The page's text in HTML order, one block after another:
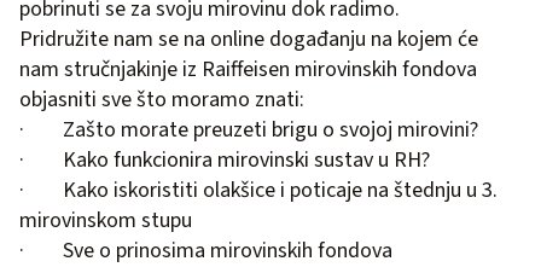
pobrinuti se za svoju mirovinu dok radimo.
Pridružite nam se na online događanju na kojem će
nam stručnjakinje iz Raiffeisen mirovinskih fondova
objasniti sve što moramo znati:
· Zašto morate preuzeti brigu o svojoj mirovini?
· Kako funkcionira mirovinski sustav u RH?
· Kako iskoristiti olakšice i poticaje na štednju u 3.
mirovinskom stupu
· Sve o prinosima mirovinskih fondova